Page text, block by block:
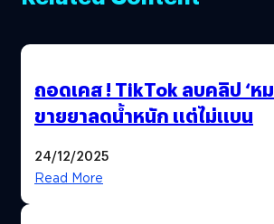
ถอดเคส ! TikTok ลบคลิป ‘ห
ขายยาลดน้ำหนัก แต่ไม่แบน
24/12/2025
Read More